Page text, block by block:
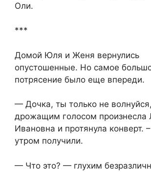
Оли.
***
Домой Юля и Женя вернулись
опустошенные. Но самое
потрясение было еще впереди.
— Дочка, ты только не
дрожащим голосом произнесла
Ивановна и протянула конверт.
утром получили.
— Что это? — глухим